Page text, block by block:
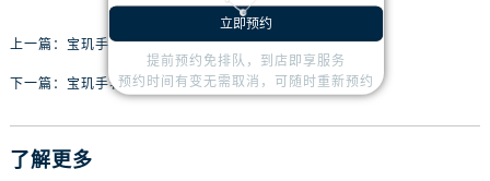
山西省朔州市朔城区怡西路与鄯阳西街交汇处宝玑售后服务中心（需提前预约）
上一篇： 宝玑手表表带太紧如何修复
下一篇： 宝玑手表表带太紧处理技巧盘点
了解更多
立即预约
提前预约免排队，到店即享服务
预约时间有变无需取消，可随时重新预约